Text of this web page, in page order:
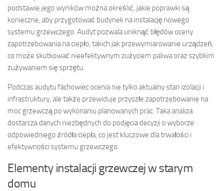
podstawie jego wyników można określić, jakie poprawki są
konieczne, aby przygotować budynek na instalację nowego
systemu grzewczego. Audyt pozwala uniknąć błędów oceny
zapotrzebowania na ciepło, takich jak przewymiarowanie urządzeń,
co może skutkować nieefektywnym zużyciem paliwa oraz szybkim
zużywaniem się sprzętu.
Podczas audytu fachowiec ocenia nie tylko aktualny stan izolacji i
infrastruktury, ale także przewiduje przyszłe zapotrzebowanie na
moc grzewczą po wykonaniu planowanych prac. Taka analiza
dostarcza danych niezbędnych do podjęcia decyzji o wyborze
odpowiedniego źródła ciepła, co jest kluczowe dla trwałości i
efektywności systemu grzewczego.
Elementy instalacji grzewczej w starym
domu